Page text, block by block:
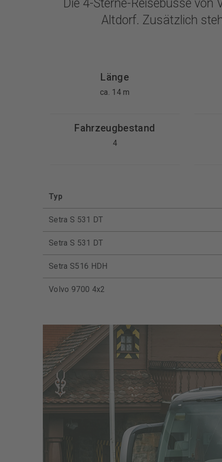
Die 4-Sterne-Reisebusse
Altdorf. Zusätzlich
Länge
ca. 14 m
Fahrzeugbestand
4
Typ
Setra S 531 DT
Setra S 531 DT
Setra S516 HDH
Volvo 9700 4x2